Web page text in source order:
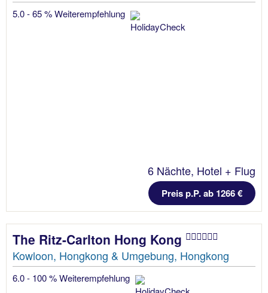
5.0 - 65 % Weiterempfehlung
6 Nächte, Hotel + Flug
Preis p.P. ab 1266 €
The Ritz-Carlton Hong Kong
Kowloon, Hongkong & Umgebung, Hongkong
6.0 - 100 % Weiterempfehlung